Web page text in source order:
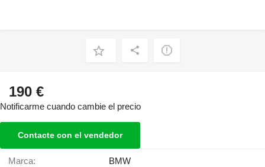
190 €
Notificarme cuando cambie el precio
Contacte con el vendedor
Marca: BMW